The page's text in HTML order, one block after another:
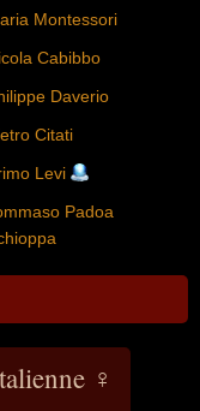
Montessori
Cabibbo
Daverio
Citati
Levi
Padoa
♀